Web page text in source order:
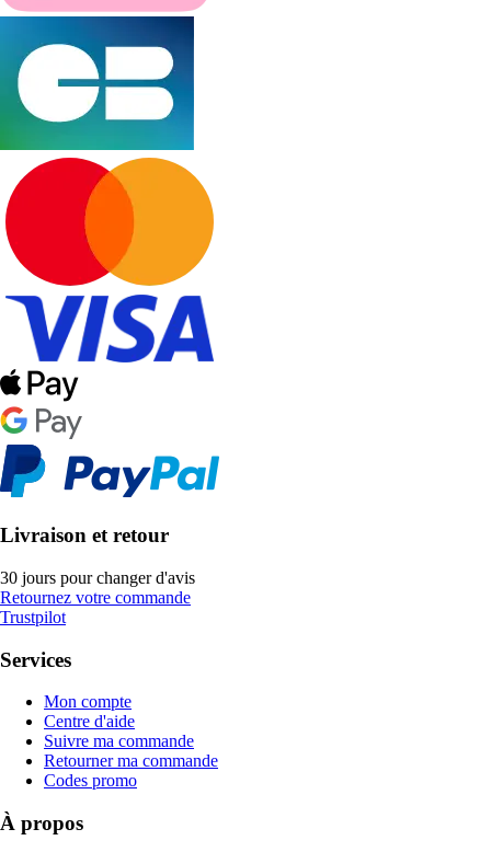
Livraison et retour
30 jours pour changer d'avis
Retournez votre commande
Trustpilot
Services
Mon compte
Centre d'aide
Suivre ma commande
Retourner ma commande
Codes promo
À propos